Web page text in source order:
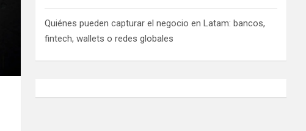
Quiénes pueden capturar el negocio en Latam: bancos,
fintech, wallets o redes globales